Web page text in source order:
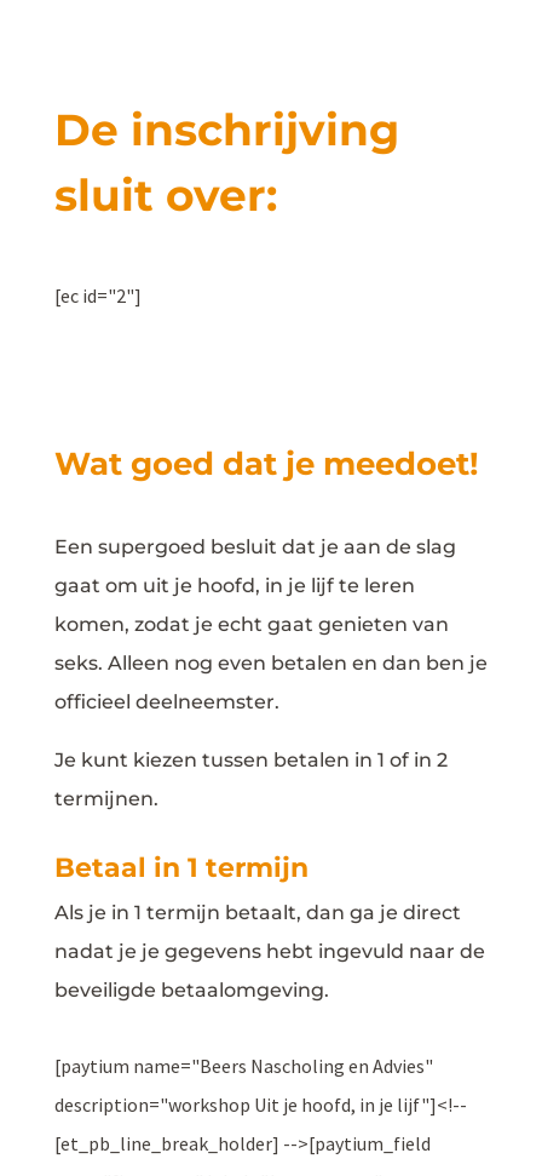
De inschrijving
sluit over:
[ec id="2"]
Wat goed dat je meedoet!
Een supergoed besluit dat je aan de slag
gaat om uit je hoofd, in je lijf te leren
komen, zodat je echt gaat genieten van
seks. Alleen nog even betalen en dan ben je
officieel deelneemster.
Je kunt kiezen tussen betalen in 1 of in 2
termijnen.
Betaal in 1 termijn
Als je in 1 termijn betaalt, dan ga je direct
nadat je je gegevens hebt ingevuld naar de
beveiligde betaalomgeving.
[paytium name="Beers Nascholing en Advies"
description="workshop Uit je hoofd, in je lijf"]<!--
[et_pb_line_break_holder] -->[paytium_field